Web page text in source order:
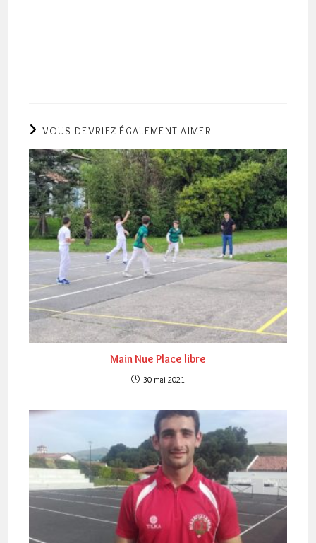
VOUS DEVRIEZ ÉGALEMENT AIMER
Main Nue Place libre
30 mai 2021